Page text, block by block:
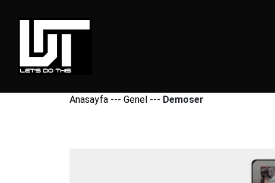
Anasayfa --- Genel --- Demoser